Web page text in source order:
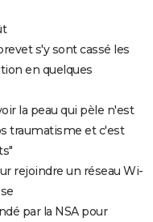
s'y sont cassé les
en quelques
la peau qui pèle n'est
traumatisme et c'est
rejoindre un réseau Wi-
par la NSA pour